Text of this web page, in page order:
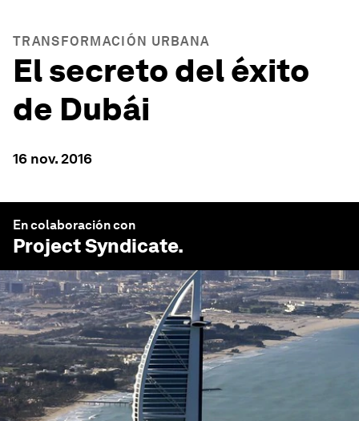
TRANSFORMACIÓN URBANA
El secreto del éxito
de Dubái
16 nov. 2016
En colaboración con
Project Syndicate.